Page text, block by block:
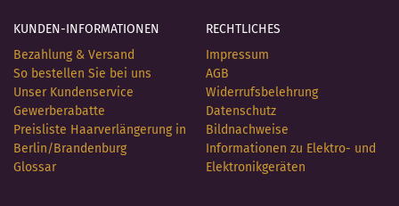
KUNDEN-INFORMATIONEN
Bezahlung & Versand
So bestellen Sie bei uns
Unser Kundenservice
Gewerberabatte
Preisliste Haarverlängerung in
Berlin/Brandenburg
Glossar
RECHTLICHES
Impressum
AGB
Widerrufsbelehrung
Datenschutz
Bildnachweise
Informationen zu Elektro- und
Elektronikgeräten